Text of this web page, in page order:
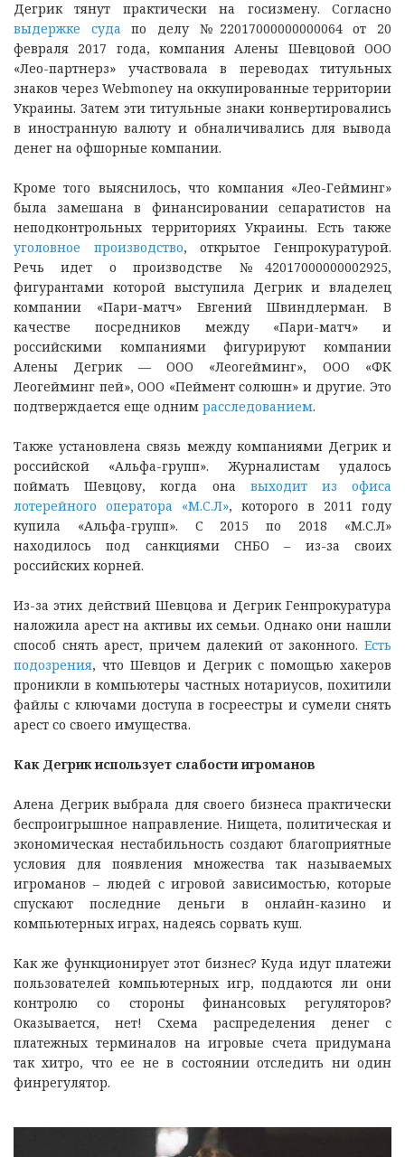
Дегрик тянут практически на госизмену. Согласно
выдержке суда по делу №22017000000000064 от 20
февраля 2017 года, компания Алены Шевцовой ООО
«Лео-партнерз» участвовала в переводах титульных
знаков через Webmoney на оккупированные территории
Украины. Затем эти титульные знаки конвертировались
в иностранную валюту и обналичивались для вывода
денег на офшорные компании.
Кроме того выяснилось, что компания «Лео-Гейминг»
была замешана в финансировании сепаратистов на
неподконтрольных территориях Украины. Есть также
уголовное производство, открытое Генпрокуратурой.
Речь идет о производстве №42017000000002925,
фигурантами которой выступила Дегрик и владелец
компании «Пари-матч» Евгений Швиндлерман. В
качестве посредников между «Пари-матч» и
российскими компаниями фигурируют компании
Алены Дегрик — ООО «Леогейминг», ООО «ФК
Леогейминг пей», ООО «Пеймент солюшн» и другие. Это
подтверждается еще одним расследованием.
Также установлена связь между компаниями Дегрик и
российской «Альфа-групп». Журналистам удалось
поймать Шевцову, когда она выходит из офиса
лотерейного оператора «М.С.Л», которого в 2011 году
купила «Альфа-групп». С 2015 по 2018 «М.С.Л»
находилось под санкциями СНБО – из-за своих
российских корней.
Из-за этих действий Шевцова и Дегрик Генпрокуратура
наложила арест на активы их семьи. Однако они нашли
способ снять арест, причем далекий от законного. Есть
подозрения, что Шевцов и Дегрик с помощью хакеров
проникли в компьютеры частных нотариусов, похитили
файлы с ключами доступа в госреестры и сумели снять
арест со своего имущества.
Как Дегрик использует слабости игроманов
Алена Дегрик выбрала для своего бизнеса практически
беспроигрышное направление. Нищета, политическая и
экономическая нестабильность создают благоприятные
условия для появления множества так называемых
игроманов – людей с игровой зависимостью, которые
спускают последние деньги в онлайн-казино и
компьютерных играх, надеясь сорвать куш.
Как же функционирует этот бизнес? Куда идут платежи
пользователей компьютерных игр, поддаются ли они
контролю со стороны финансовых регуляторов?
Оказывается, нет! Схема распределения денег с
платежных терминалов на игровые счета придумана
так хитро, что ее не в состоянии отследить ни один
финрегулятор.